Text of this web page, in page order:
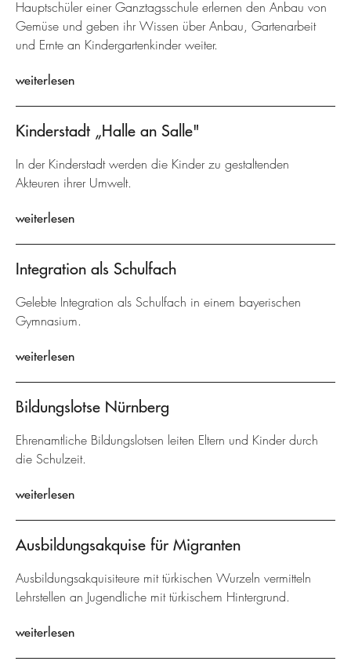
Hauptschüler einer Ganztagsschule erlernen den Anbau von
Gemüse und geben ihr Wissen über Anbau, Gartenarbeit
und Ernte an Kindergartenkinder weiter.
weiterlesen
Kinderstadt „Halle an Salle"
In der Kinderstadt werden die Kinder zu gestaltenden
Akteuren ihrer Umwelt.
weiterlesen
Integration als Schulfach
Gelebte Integration als Schulfach in einem bayerischen
Gymnasium.
weiterlesen
Bildungslotse Nürnberg
Ehrenamtliche Bildungslotsen leiten Eltern und Kinder durch
die Schulzeit.
weiterlesen
Ausbildungsakquise für Migranten
Ausbildungsakquisiteure mit türkischen Wurzeln vermitteln
Lehrstellen an Jugendliche mit türkischem Hintergrund.
weiterlesen